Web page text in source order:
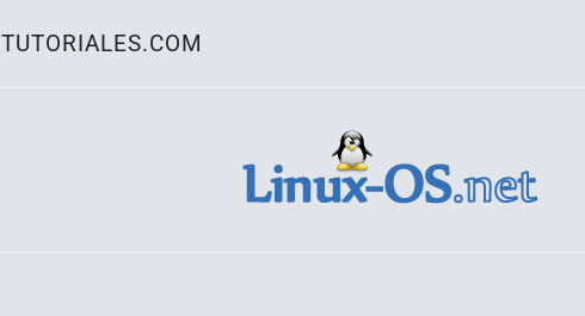
TUTORIALES.COM